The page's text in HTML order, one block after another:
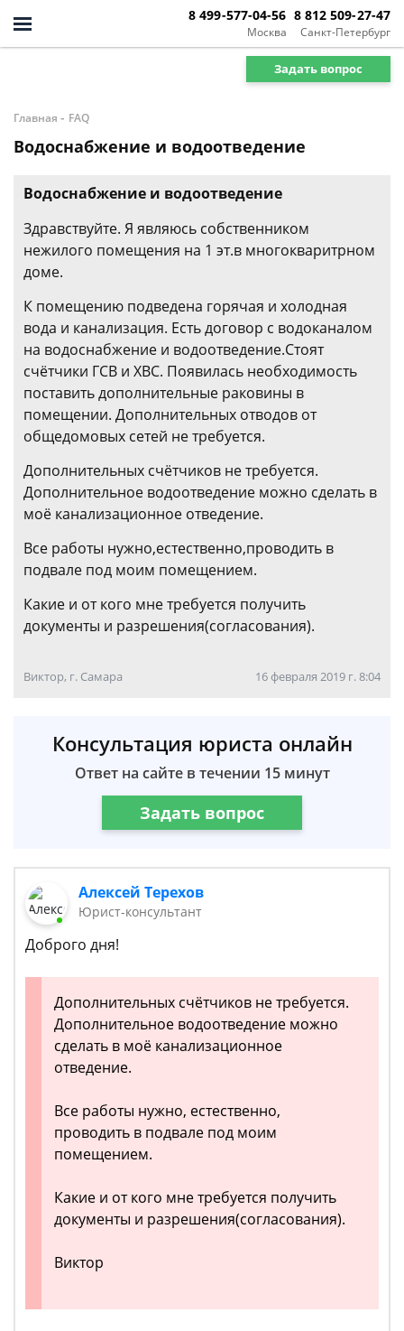
Москва
8 499-577-04-56
Санкт-Петербург
8 812 509-27-47
Задать вопрос
Главная - FAQ
Водоснабжение и водоотведение
Водоснабжение и водоотведение
Здравствуйте. Я являюсь собственником
нежилого помещения на 1 эт.в многокваритрном
доме.
К помещению подведена горячая и холодная
вода и канализация. Есть договор с водоканалом
на водоснабжение и водоотведение.Стоят
счётчики ГСВ и ХВС. Появилась необходимость
поставить дополнительные раковины в
помещении. Дополнительных отводов от
общедомовых сетей не требуется.
Дополнительных счётчиков не требуется.
Дополнительное водоотведение можно сделать в
моё канализационное отведение.
Все работы нужно,естественно,проводить в
подвале под моим помещением.
Какие и от кого мне требуется получить
документы и разрешения(согласования).
Виктор, г. Самара 16 февраля 2019 г. 8:04
Консультация юриста онлайн
Ответ на сайте в течении 15 минут
Задать вопрос
Алексей Терехов
Юрист-консультант
Доброго дня!
Дополнительных счётчиков не требуется.
Дополнительное водоотведение можно
сделать в моё канализационное
отведение.
Все работы нужно, естественно,
проводить в подвале под моим
помещением.
Какие и от кого мне требуется получить
документы и разрешения(согласования).
Виктор